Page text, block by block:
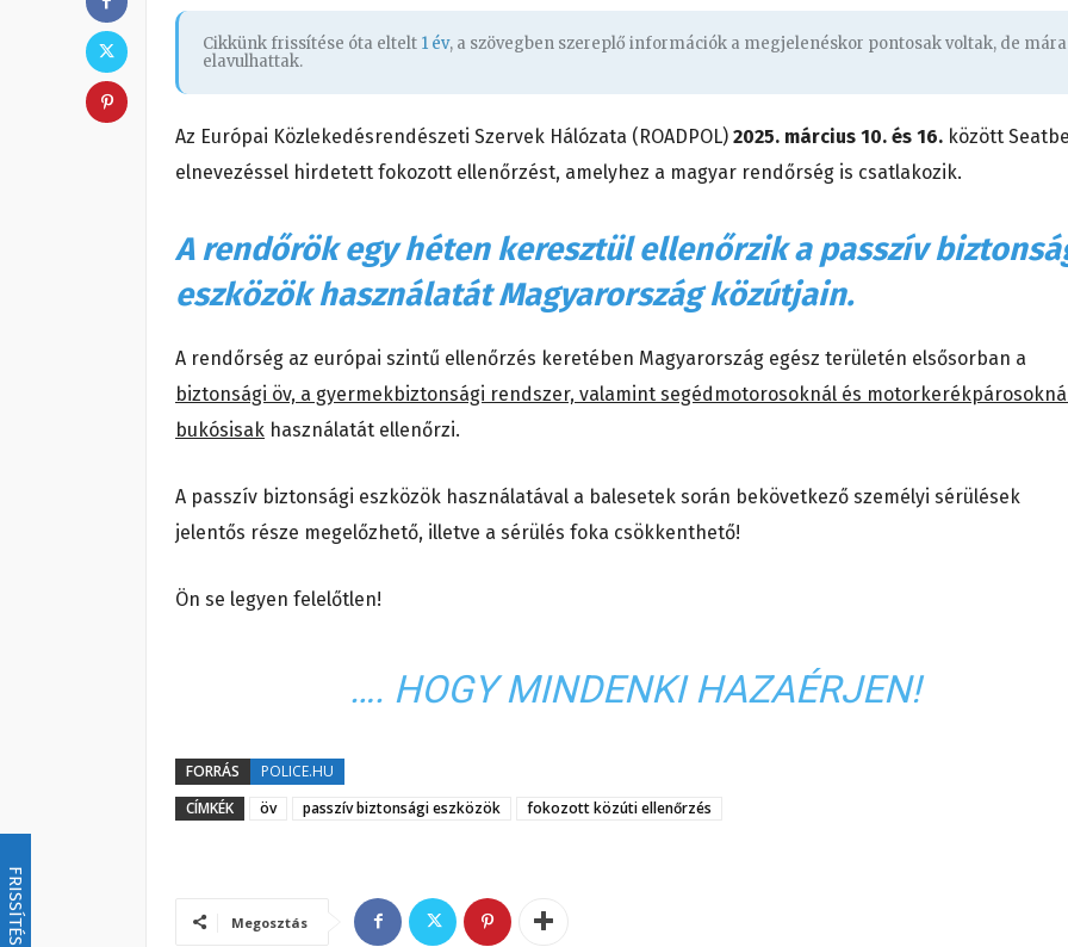
FRISSÍTÉS
Cikkünk frissítése óta eltelt 1 év, a szövegben szereplő információk a megjelenéskor pontosak voltak, de mára
elavulhattak.
Az Európai Közlekedésrendészeti Szervek Hálózata (ROADPOL) 2025. március 10. és 16. között
elnevezéssel hirdetett fokozott ellenőrzést, amelyhez a magyar rendőrség is csatlakozik.
A rendőrök egy héten keresztül ellenőrzik a passzív
eszközök használatát Magyarország közútjain.
A rendőrség az európai szintű ellenőrzés keretében Magyarország egész területén elsősorban a
biztonsági öv, a gyermekbiztonsági rendszer, valamint segédmotorosoknál és
bukósisak használatát ellenőrzi.
A passzív biztonsági eszközök használatával a balesetek során bekövetkező személyi sérülések
jelentős része megelőzhető, illetve a sérülés foka csökkenthető!
Ön se legyen felelőtlen!
…. HOGY MINDENKI HAZAÉRJEN!
FORRÁS
POLICE.HU
CÍMKÉK
öv passzív biztonsági eszközök fokozott közúti ellenőrzés
Megosztás